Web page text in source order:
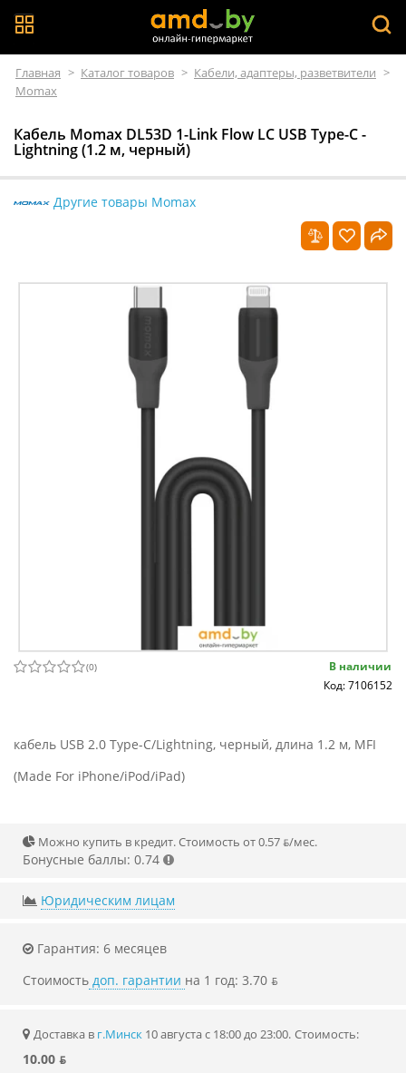
Главная > Каталог товаров > Кабели, адаптеры, разветвители >
Momax
Кабель Momax DL53D 1-Link Flow LC USB Type-C -
Lightning (1.2 м, черный)
Другие товары Momax
(0)
В наличии
Код: 7106152
кабель USB 2.0 Type-C/Lightning, черный, длина 1.2 м, MFI
(Made For iPhone/iPod/iPad)
Можно купить в кредит. Стоимость от 0.57 ƃ/мec.
Бонусные баллы: 0.74
Юридическим лицам
Гарантия: 6 месяцев
Стоимость доп. гарантии на 1 год: 3.70 ƃ
Доставка в г.Минск 10 августа с 18:00 до 23:00. Стоимость:
10.00 ƃ